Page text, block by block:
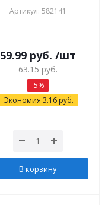
Артикул: 582141
59.99руб. /шт
63.15руб.
-5%
Экономия 3.16руб.
В корзину